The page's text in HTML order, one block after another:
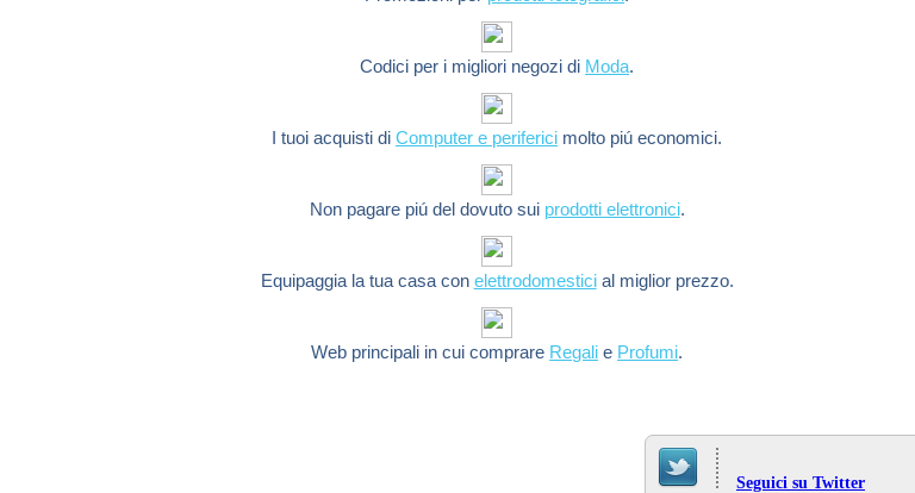
Codici per i migliori negozi di Moda.
I tuoi acquisti diComputer e periferici molto piú economici.
Non pagare piú del dovuto sui prodotti elettronici.
Equipaggia la tua casa con elettrodomesticial miglior prezzo.
Web principali in cui comprare Regali e Profumi.
Seguici su Twitter